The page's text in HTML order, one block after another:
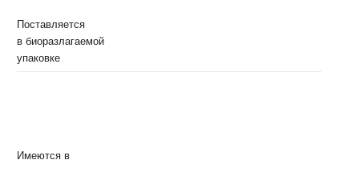
Поставляется
в биоразлагаемой
упаковке
Имеются в